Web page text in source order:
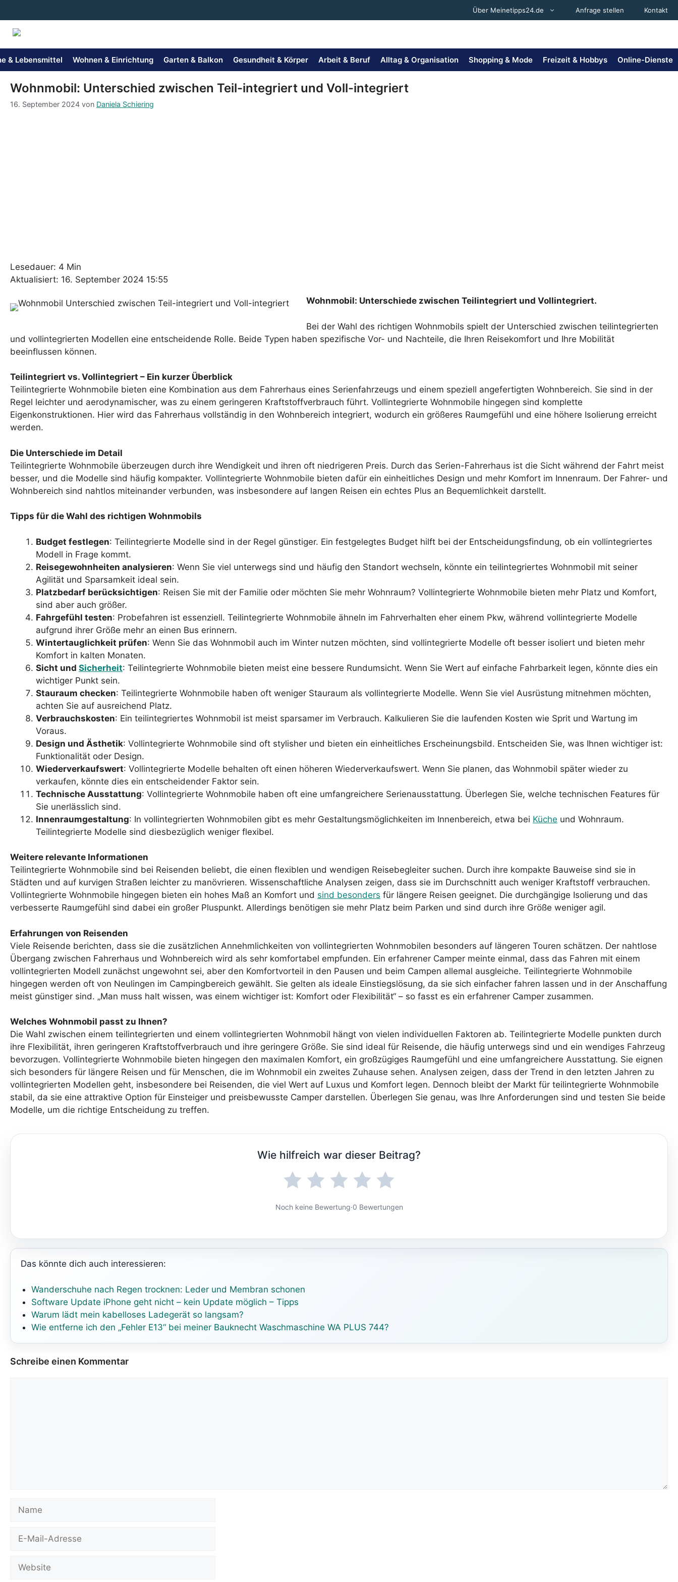
Inhalt
springen
Über Meinetipps24.de Anfrage stellen Kontakt
& Lebensmittel Wohnen & Einrichtung Garten & Balkon Gesundheit & Körper Arbeit & Beruf Alltag & Organisation Shopping & Mode Freizeit & Hobbys Online-Dienste
Wohnmobil: Unterschied zwischen Teil-integriert und Voll-integriert
16. September 2024 von Daniela Schiering
Lesedauer: 4 Min
Aktualisiert: 16. September 2024 15:55
Wohnmobil: Unterschiede zwischen Teilintegriert und Vollintegriert.
Bei der Wahl des richtigen Wohnmobils spielt der Unterschied zwischen teilintegrierten
und vollintegrierten Modellen eine entscheidende Rolle. Beide Typen haben spezifische Vor- und Nachteile, die Ihren Reisekomfort und Ihre Mobilität
beeinflussen können.
Teilintegriert vs. Vollintegriert – Ein kurzer Überblick
Teilintegrierte Wohnmobile bieten eine Kombination aus dem Fahrerhaus eines Serienfahrzeugs und einem speziell angefertigten Wohnbereich. Sie sind in der
Regel leichter und aerodynamischer, was zu einem geringeren Kraftstoffverbrauch führt. Vollintegrierte Wohnmobile hingegen sind komplette
Eigenkonstruktionen. Hier wird das Fahrerhaus vollständig in den Wohnbereich integriert, wodurch ein größeres Raumgefühl und eine höhere Isolierung erreicht
werden.
Die Unterschiede im Detail
Teilintegrierte Wohnmobile überzeugen durch ihre Wendigkeit und ihren oft niedrigeren Preis. Durch das Serien-Fahrerhaus ist die Sicht während der Fahrt meist
besser, und die Modelle sind häufig kompakter. Vollintegrierte Wohnmobile bieten dafür ein einheitliches Design und mehr Komfort im Innenraum. Der Fahrer- und
Wohnbereich sind nahtlos miteinander verbunden, was insbesondere auf langen Reisen ein echtes Plus an Bequemlichkeit darstellt.
Tipps für die Wahl des richtigen Wohnmobils
Budget festlegen: Teilintegrierte Modelle sind in der Regel günstiger. Ein festgelegtes Budget hilft bei der Entscheidungsfindung, ob ein vollintegriertes
Modell in Frage kommt.
Reisegewohnheiten analysieren: Wenn Sie viel unterwegs sind und häufig den Standort wechseln, könnte ein teilintegriertes Wohnmobil mit seiner
Agilität und Sparsamkeit ideal sein.
Platzbedarf berücksichtigen: Reisen Sie mit der Familie oder möchten Sie mehr Wohnraum? Vollintegrierte Wohnmobile bieten mehr Platz und Komfort,
sind aber auch größer.
Fahrgefühl testen: Probefahren ist essenziell. Teilintegrierte Wohnmobile ähneln im Fahrverhalten eher einem Pkw, während vollintegrierte Modelle
aufgrund ihrer Größe mehr an einen Bus erinnern.
Wintertauglichkeit prüfen: Wenn Sie das Wohnmobil auch im Winter nutzen möchten, sind vollintegrierte Modelle oft besser isoliert und bieten mehr
Komfort in kalten Monaten.
Sicht und Sicherheit: Teilintegrierte Wohnmobile bieten meist eine bessere Rundumsicht. Wenn Sie Wert auf einfache Fahrbarkeit legen, könnte dies ein
wichtiger Punkt sein.
Stauraum checken: Teilintegrierte Wohnmobile haben oft weniger Stauraum als vollintegrierte Modelle. Wenn Sie viel Ausrüstung mitnehmen möchten,
achten Sie auf ausreichend Platz.
Verbrauchskosten: Ein teilintegriertes Wohnmobil ist meist sparsamer im Verbrauch. Kalkulieren Sie die laufenden Kosten wie Sprit und Wartung im
Voraus.
Design und Ästhetik: Vollintegrierte Wohnmobile sind oft stylisher und bieten ein einheitliches Erscheinungsbild. Entscheiden Sie, was Ihnen wichtiger ist:
Funktionalität oder Design.
Wiederverkaufswert: Vollintegrierte Modelle behalten oft einen höheren Wiederverkaufswert. Wenn Sie planen, das Wohnmobil später wieder zu
verkaufen, könnte dies ein entscheidender Faktor sein.
Technische Ausstattung: Vollintegrierte Wohnmobile haben oft eine umfangreichere Serienausstattung. Überlegen Sie, welche technischen Features für
Sie unerlässlich sind.
Innenraumgestaltung: In vollintegrierten Wohnmobilen gibt es mehr Gestaltungsmöglichkeiten im Innenbereich, etwa bei Küche und Wohnraum.
Teilintegrierte Modelle sind diesbezüglich weniger flexibel.
Weitere relevante Informationen
Teilintegrierte Wohnmobile sind bei Reisenden beliebt, die einen flexiblen und wendigen Reisebegleiter suchen. Durch ihre kompakte Bauweise sind sie in
Städten und auf kurvigen Straßen leichter zu manövrieren. Wissenschaftliche Analysen zeigen, dass sie im Durchschnitt auch weniger Kraftstoff verbrauchen.
Vollintegrierte Wohnmobile hingegen bieten ein hohes Maß an Komfort und sind besonders für längere Reisen geeignet. Die durchgängige Isolierung und das
verbesserte Raumgefühl sind dabei ein großer Pluspunkt. Allerdings benötigen sie mehr Platz beim Parken und sind durch ihre Größe weniger agil.
Erfahrungen von Reisenden
Viele Reisende berichten, dass sie die zusätzlichen Annehmlichkeiten von vollintegrierten Wohnmobilen besonders auf längeren Touren schätzen. Der nahtlose
Übergang zwischen Fahrerhaus und Wohnbereich wird als sehr komfortabel empfunden. Ein erfahrener Camper meinte einmal, dass das Fahren mit einem
vollintegrierten Modell zunächst ungewohnt sei, aber den Komfortvorteil in den Pausen und beim Campen allemal ausgleiche. Teilintegrierte Wohnmobile
hingegen werden oft von Neulingen im Campingbereich gewählt. Sie gelten als ideale Einstiegslösung, da sie sich einfacher fahren lassen und in der Anschaffung
meist günstiger sind. „Man muss halt wissen, was einem wichtiger ist: Komfort oder Flexibilität“ – so fasst es ein erfahrener Camper zusammen.
Welches Wohnmobil passt zu Ihnen?
Die Wahl zwischen einem teilintegrierten und einem vollintegrierten Wohnmobil hängt von vielen individuellen Faktoren ab. Teilintegrierte Modelle punkten durch
ihre Flexibilität, ihren geringeren Kraftstoffverbrauch und ihre geringere Größe. Sie sind ideal für Reisende, die häufig unterwegs sind und ein wendiges Fahrzeug
bevorzugen. Vollintegrierte Wohnmobile bieten hingegen den maximalen Komfort, ein großzügiges Raumgefühl und eine umfangreichere Ausstattung. Sie eignen
sich besonders für längere Reisen und für Menschen, die im Wohnmobil ein zweites Zuhause sehen. Analysen zeigen, dass der Trend in den letzten Jahren zu
vollintegrierten Modellen geht, insbesondere bei Reisenden, die viel Wert auf Luxus und Komfort legen. Dennoch bleibt der Markt für teilintegrierte Wohnmobile
stabil, da sie eine attraktive Option für Einsteiger und preisbewusste Camper darstellen. Überlegen Sie genau, was Ihre Anforderungen sind und testen Sie beide
Modelle, um die richtige Entscheidung zu treffen.
Wie hilfreich war dieser Beitrag?
Noch keine Bewertung·0 Bewertungen
Das könnte dich auch interessieren:
Wanderschuhe nach Regen trocknen: Leder und Membran schonen
Software Update iPhone geht nicht – kein Update möglich – Tipps
Warum lädt mein kabelloses Ladegerät so langsam?
Wie entferne ich den „Fehler E13“ bei meiner Bauknecht Waschmaschine WA PLUS 744?
Schreibe einen Kommentar
Name
Website